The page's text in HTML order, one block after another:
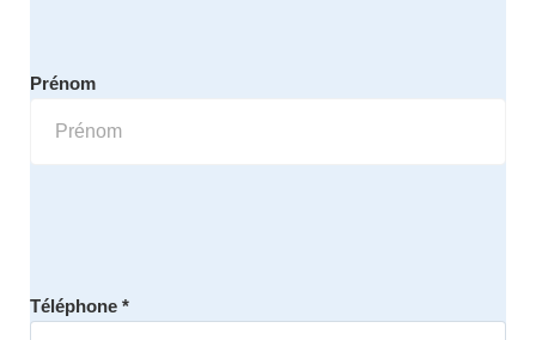
Prénom
Téléphone *